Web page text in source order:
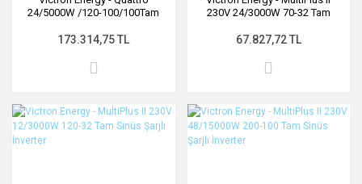
24/5000W /120-100/100Tam
173.314,75 TL
230V 24/3000W 70-32 Tam
67.827,72 TL